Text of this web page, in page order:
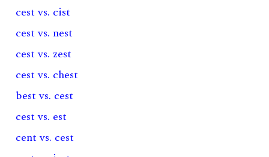
cest vs. cist
cest vs. nest
cest vs. zest
cest vs. chest
best vs. cest
cest vs. est
cent vs. cest